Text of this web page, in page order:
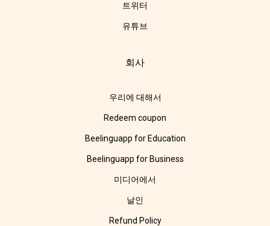
트위터
유튜브
회사
우리에 대해서
Redeem coupon
Beelinguapp for Education
Beelinguapp for Business
미디어에서
날인
Refund Policy